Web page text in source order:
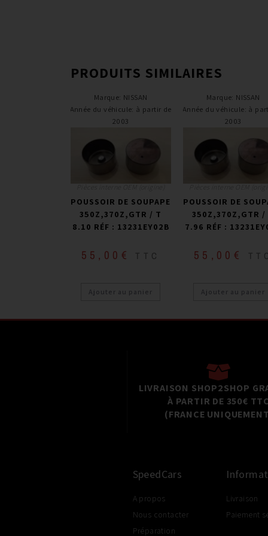
PRODUITS SIMILAIRES
Marque: NISSAN
Année du véhicule: à partir de
2003
POUSSOIR DE SOUPAPE
350Z,370Z,GTR / T
8.10 RÉF : 13231EY02B
55,00 € TTC
Ajouter au panier
Marque: NISSAN
Année du véhicule: à
2003
POUSSOIR DE
350Z,370Z,GTR /
7.96 RÉF :
55,00 €
Ajouter au panier
LIVRAISON SHOP2SHOP
À PARTIR DE 350€
(FRANCE
SpeedCars
A propos
Nous contacter
Préparation
Livraison
Paiement